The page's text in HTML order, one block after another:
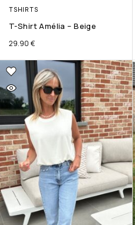
TSHIRTS
T-Shirt Amélia – Beige
29.90 €